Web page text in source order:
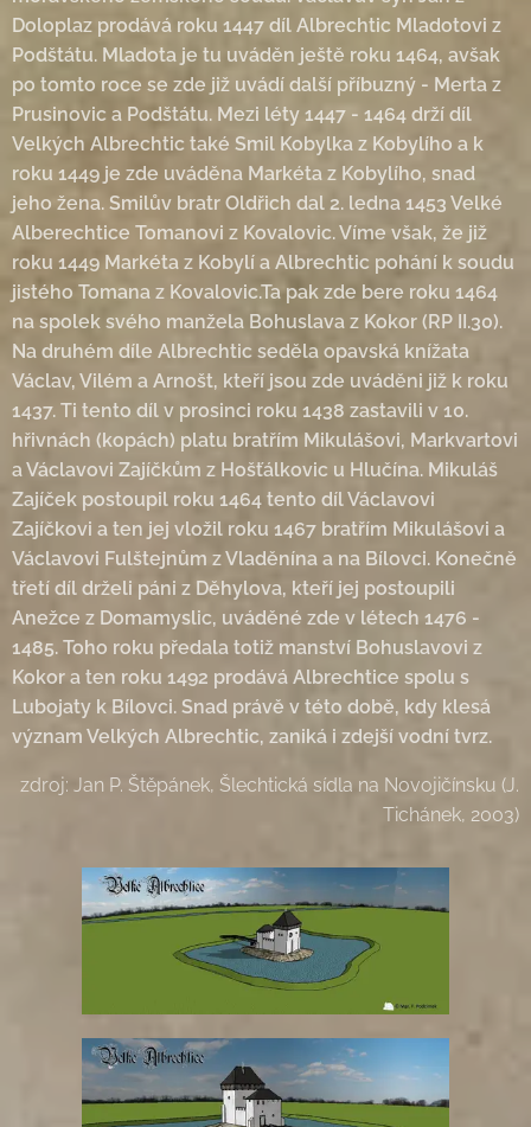
Doloplaz prodává roku 1447 díl Albrechtic Mladotovi z
Podštátu. Mladota je tu uváděn ještě roku 1464, avšak
po tomto roce se zde již uvádí další příbuzný - Merta z
Prusinovic a Podštátu. Mezi léty 1447 - 1464 drží díl
Velkých Albrechtic také Smil Kobylka z Kobylího a k
roku 1449 je zde uváděna Markéta z Kobylího, snad
jeho žena. Smilův bratr Oldřich dal 2. ledna 1453 Velké
Alberechtice Tomanovi z Kovalovic. Víme však, že již
roku 1449 Markéta z Kobylí a Albrechtic pohání k soudu
jistého Tomana z Kovalovic.Ta pak zde bere roku 1464
na spolek svého manžela Bohuslava z Kokor (RP II.30).
Na druhém díle Albrechtic seděla opavská knížata
Václav, Vilém a Arnošt, kteří jsou zde uváděni již k roku
1437. Ti tento díl v prosinci roku 1438 zastavili v 10.
hřivnách (kopách) platu bratřím Mikulášovi, Markvartovi
a Václavovi Zajíčkům z Hošťálkovic u Hlučína. Mikuláš
Zajíček postoupil roku 1464 tento díl Václavovi
Zajíčkovi a ten jej vložil roku 1467 bratřím Mikulášovi a
Václavovi Fulštejnům z Vladěnína a na Bílovci. Konečně
třetí díl drželi páni z Děhylova, kteří jej postoupili
Anežce z Domamyslic, uváděné zde v létech 1476 -
1485. Toho roku předala totiž manství Bohuslavovi z
Kokor a ten roku 1492 prodává Albrechtice spolu s
Lubojaty k Bílovci. Snad právě v této době, kdy klesá
význam Velkých Albrechtic, zaniká i zdejší vodní tvrz.
zdroj: Jan P. Štěpánek, Šlechtická sídla na Novojičínsku (J.
Tichánek, 2003)